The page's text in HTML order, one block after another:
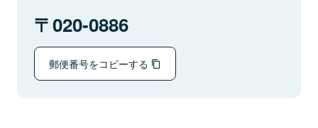
020-0886
郵便番号をコピーする